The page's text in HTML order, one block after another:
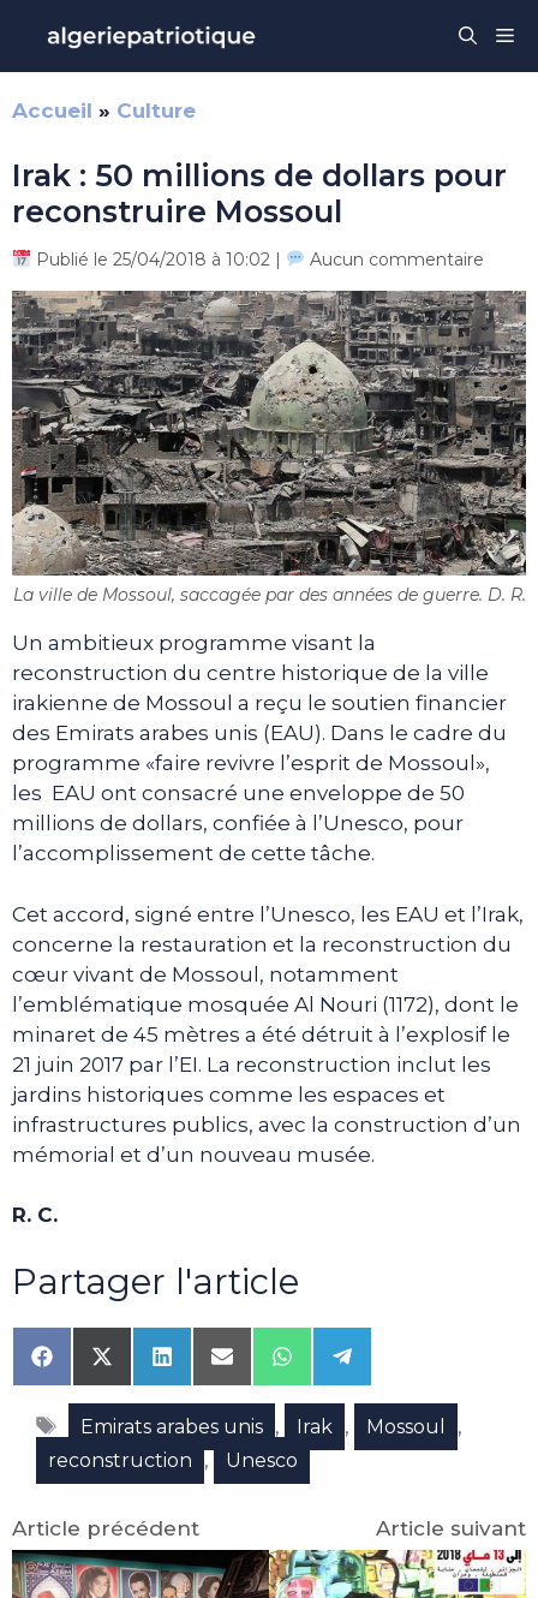
contenu
Accueil » Culture
Irak : 50 millions de dollars pour
reconstruire Mossoul
Publié le 25/04/2018 à 10:02 | Aucun commentaire
La ville de Mossoul, saccagée par des années de guerre. D. R.
Un ambitieux programme visant la
reconstruction du centre historique de la ville
irakienne de Mossoul a reçu le soutien financier
des Emirats arabes unis (EAU). Dans le cadre du
programme «faire revivre l’esprit de Mossoul»,
les EAU ont consacré une enveloppe de 50
millions de dollars, confiée à l’Unesco, pour
l’accomplissement de cette tâche.
Cet accord, signé entre l’Unesco, les EAU et l’Irak,
concerne la restauration et la reconstruction du
cœur vivant de Mossoul, notamment
l’emblématique mosquée Al Nouri (1172), dont le
minaret de 45 mètres a été détruit à l’explosif le
21 juin 2017 par l’EI. La reconstruction inclut les
jardins historiques comme les espaces et
infrastructures publics, avec la construction d’un
mémorial et d’un nouveau musée.
R. C.
Partager l'article
Share
on
Facebook
Share
on
X
(Twitter)
Share
on
LinkedIn
Share
on
Email
Share
on
WhatsApp
Share
on
Telegram
Étiquettes
Emirats arabes unis , Irak , Mossoul ,
reconstruction , Unesco
Article précédent Article suivant